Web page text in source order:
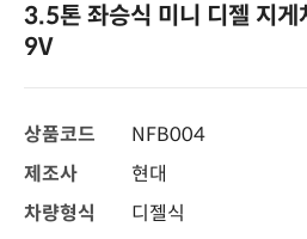
3.5톤 좌승식 미니 디젤 지
9V
상품코드
NFB004
제조사
현대
차량형식
디젤식